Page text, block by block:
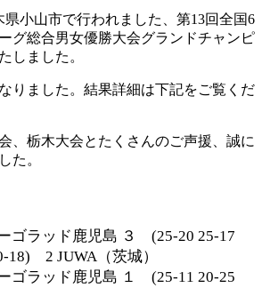
県小山市で行われました、第13回全国6
グ総合男女優勝大会グランドチャンピ
しました。
りました。結果詳細は下記をご覧くだ
、栃木大会とたくさんのご声援、誠に
た。
ゴラッド鹿児島 ３ (25-20 25-17
18) 2 JUWA（茨城）
ラッド鹿児島 １ (25-11 20-25